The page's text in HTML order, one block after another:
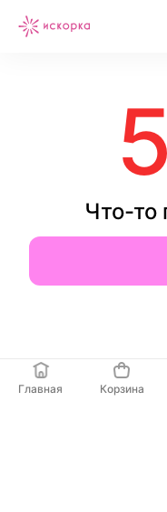
Что-то
Главная Корзина